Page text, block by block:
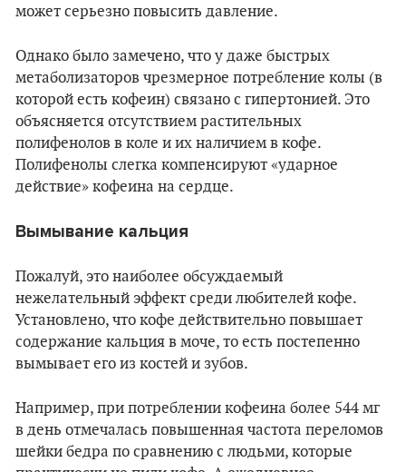
может серьезно повысить давление.
Однако было замечено, что у даже быстрых
метаболизаторов чрезмерное потребление колы (в
которой есть кофеин) связано с гипертонией. Это
объясняется отсутствием растительных
полифенолов в коле и их наличием в кофе.
Полифенолы слегка компенсируют «ударное
действие» кофеина на сердце.
Вымывание кальция
Пожалуй, это наиболее обсуждаемый
нежелательный эффект среди любителей кофе.
Установлено, что кофе действительно повышает
содержание кальция в моче, то есть постепенно
вымывает его из костей и зубов.
Например, при потреблении кофеина более 544 мг
в день отмечалась повышенная частота переломов
шейки бедра по сравнению с людьми, которые